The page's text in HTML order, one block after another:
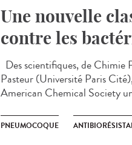
Une nouvelle
contre les
Des scientifiques, de Chimie
Pasteur (Université Paris
American Chemical Society
PNEUMOCOQUE